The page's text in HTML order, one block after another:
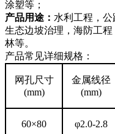
涂塑等；
产品用途： 水利工程，公
生态边坡治理，海防工
林等。
产品常见详细规格：
网孔尺寸
(mm)
金属线径
(mm)
60×80 φ2.0-2.8